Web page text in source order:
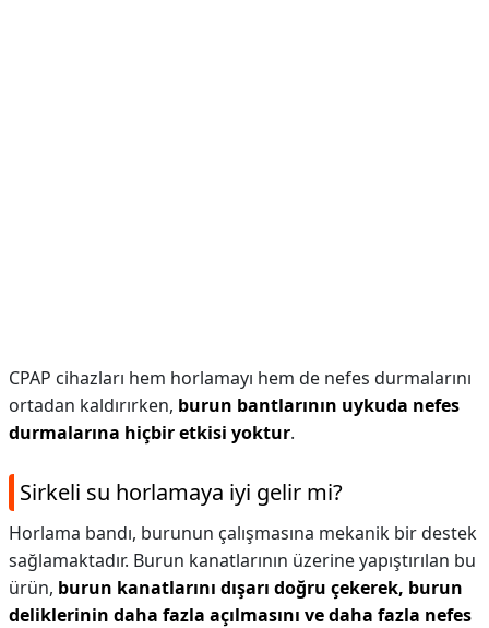
CPAP cihazları hem horlamayı hem de nefes durmalarını
ortadan kaldırırken, burun bantlarının uykuda nefes
durmalarına hiçbir etkisi yoktur.
Sirkeli su horlamaya iyi gelir mi?
Horlama bandı, burunun çalışmasına mekanik bir destek
sağlamaktadır. Burun kanatlarının üzerine yapıştırılan bu
ürün, burun kanatlarını dışarı doğru çekerek, burun
deliklerinin daha fazla açılmasını ve daha fazla nefes